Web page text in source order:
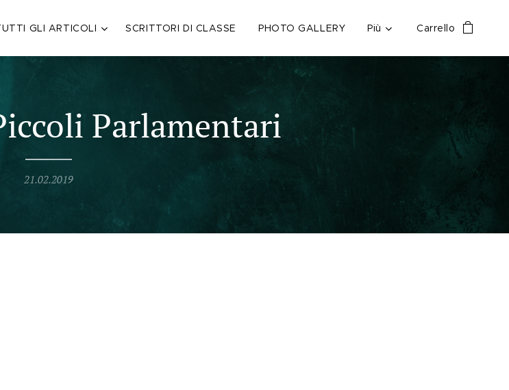
GLI ARTICOLI SCRITTORI DI CLASSE PHOTO GALLERY Più Carrello
Parlamentari
21.02.2019